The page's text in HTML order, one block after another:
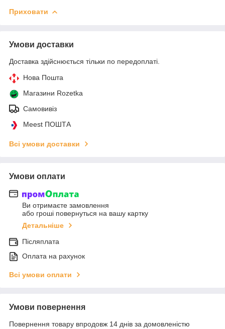
Приховати
Умови доставки
Доставка здійснюється тільки по передоплаті.
Нова Пошта
Магазини Rozetka
Самовивіз
Meest ПОШТА
Всі умови доставки
Умови оплати
Ви отримаєте замовлення
або гроші повернуться на вашу картку
Детальніше
Післяплата
Оплата на рахунок
Всі умови оплати
Умови повернення
Повернення товару впродовж 14 днів за домовленістю